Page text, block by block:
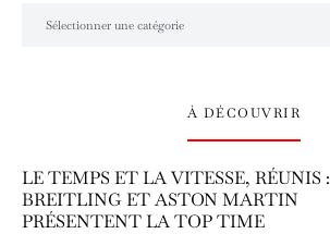
À DÉCOUVRIR
LE TEMPS ET LA VITESSE, RÉUNIS :
BREITLING ET ASTON MARTIN
PRÉSENTENT LA TOP TIME